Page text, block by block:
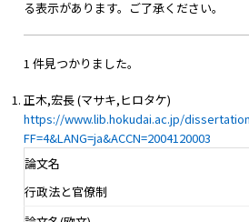
る表示があります。ご了承ください。
1 件見つかりました。
正木,宏長 (マサキ,ヒロタケ)
https://www.lib.hokudai.ac.jp/
FF=4&LANG=ja&ACCN=2004120003
論文名
行政法と官僚制